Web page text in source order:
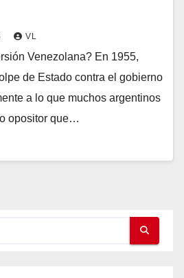
VL
Venezolana? En 1955,
de Estado contra el gobierno
a lo que muchos argentinos
opositor que…